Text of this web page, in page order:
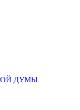
ДУМЫ